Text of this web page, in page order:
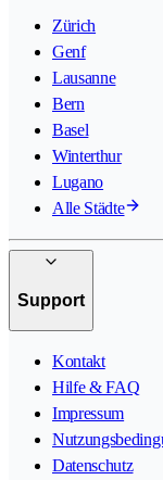
Zürich
Genf
Lausanne
Bern
Basel
Winterthur
Lugano
Alle Städte
Support
Kontakt
Hilfe & FAQ
Impressum
Datenschutz